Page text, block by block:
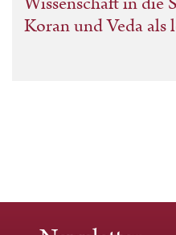
Koran und Veda als